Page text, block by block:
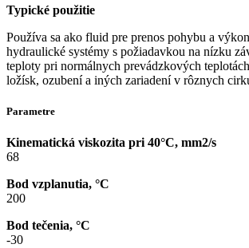
Typické použitie
Používa sa ako fluid pre prenos pohybu a
hydraulické systémy s požiadavkou na nízku
teploty pri normálnych prevádzkových
ložísk, ozubení a iných zariadení v rôznych
Parametre
Kinematická viskozita pri 40°C, mm2/s
68
Bod vzplanutia, °C
200
Bod tečenia, °C
-30